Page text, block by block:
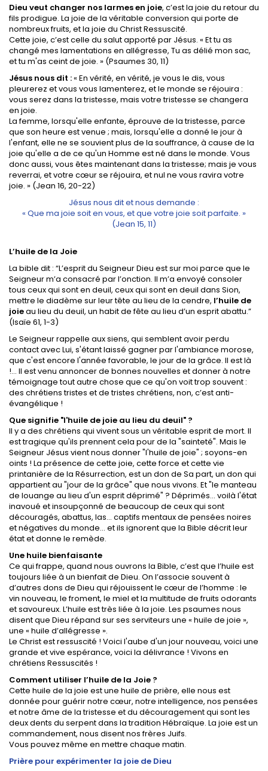
Dieu veut changer nos larmes en joie, c’est la joie du retour du
fils prodigue. La joie de la véritable conversion qui porte de
nombreux fruits, et la joie du Christ Ressuscité.
Cette joie, c’est celle du salut apporté par Jésus. « Et tu as
changé mes lamentations en allégresse, Tu as délié mon sac,
et tu m'as ceint de joie. » (Psaumes 30, 11)
Jésus nous dit :« En vérité, en vérité, je vous le dis, vous
pleurerez et vous vous lamenterez, et le monde se réjouira :
vous serez dans la tristesse, mais votre tristesse se changera
en joie.
La femme, lorsqu'elle enfante, éprouve de la tristesse, parce
que son heure est venue ; mais, lorsqu'elle a donné le jour à
l'enfant, elle ne se souvient plus de la souffrance, à cause de la
joie qu'elle a de ce qu'un Homme est né dans le monde. Vous
donc aussi, vous êtes maintenant dans la tristesse; mais je vous
reverrai, et votre cœur se réjouira, et nul ne vous ravira votre
joie. » (Jean 16, 20-22)
Jésus nous dit et nous demande :
« Que ma joie soit en vous, et que votre joie soit parfaite. »
(Jean 15, 11)
L’huile de la Joie
La bible dit : “L’esprit du Seigneur Dieu est sur moi parce que le
Seigneur m’a consacré par l’onction. Il m’a envoyé consoler
tous ceux qui sont en deuil, ceux qui sont en deuil dans Sion,
mettre le diadème sur leur tête au lieu de la cendre, l’huile de
joieau lieu du deuil, un habit de fête au lieu d’un esprit abattu.”
(Isaïe 61, 1-3)
Le Seigneur rappelle aux siens, qui semblent avoir perdu
contact avec Lui, s'étant laissé gagner par l'ambiance morose,
que c'est encore l'année favorable, le jour de la grâce. Il est là
!... Il est venu annoncer de bonnes nouvelles et donner à notre
témoignage tout autre chose que ce qu'on voit trop souvent :
des chrétiens tristes et de tristes chrétiens, non, c’est anti-
évangélique !
Que signifie "l'huile de joie au lieu du deuil" ?
Il y a des chrétiens qui vivent sous un véritable esprit de mort. Il
est tragique qu'ils prennent cela pour de la "sainteté". Mais le
Seigneur Jésus vient nous donner "l'huile de joie" ; soyons-en
oints ! La présence de cette joie, cette force et cette vie
printanière de la Résurrection, est un don de Sa part, un don qui
appartient au "jour de la grâce" que nous vivons. Et "le manteau
de louange au lieu d'un esprit déprimé" ? Déprimés... voilà l'état
inavoué et insoupçonné de beaucoup de ceux qui sont
découragés, abattus, las... captifs mentaux de pensées noires
et négatives du monde... et ils ignorent que la Bible décrit leur
état et donne le remède.
Une huile bienfaisante
Ce qui frappe, quand nous ouvrons la Bible, c’est que l’huile est
toujours liée à un bienfait de Dieu. On l’associe souvent à
d’autres dons de Dieu qui réjouissent le cœur de l’homme : le
vin nouveau, le froment, le miel et la multitude de fruits odorants
et savoureux. L’huile est très liée à la joie. Les psaumes nous
disent que Dieu répand sur ses serviteurs une « huile de joie »,
une « huile d’allégresse ».
Le Christ est ressuscité ! Voici l'aube d'un jour nouveau, voici une
grande et vive espérance, voici la délivrance ! Vivons en
chrétiens Ressuscités !
Comment utiliser l’huile de la Joie ?
Cette huile de la joie est une huile de prière, elle nous est
donnée pour guérir notre cœur, notre intelligence, nos pensées
et notre âme de la tristesse et du découragement qui sont les
deux dents du serpent dans la tradition Hébraïque. La joie est un
commandement, nous disent nos frères Juifs.
Vous pouvez même en mettre chaque matin.
Prière pour expérimenter la joie de Dieu